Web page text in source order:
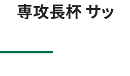
専攻長杯 サッ